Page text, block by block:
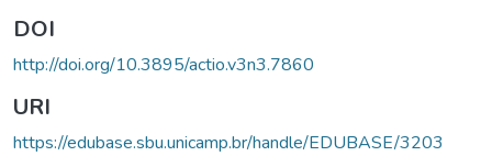
DOI
http://doi.org/10.3895/actio.v3n3.7860
URI
https://edubase.sbu.unicamp.br/handle/EDUBASE/3203